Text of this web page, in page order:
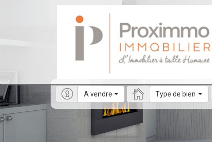
A vendre Type de bien